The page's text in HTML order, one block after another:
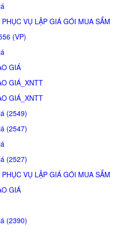
VỤ LẬP GIÁ GÓI MUA SẮM
(VP)
GIÁ
GIÁ_XNTT
GIÁ_XNTT
(2549)
(2547)
(2527)
VỤ LẬP GIÁ GÓI MUA SẮM
GIÁ
(2390)